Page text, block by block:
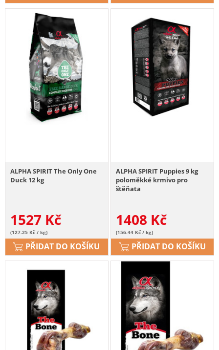
ALPHA SPIRIT The Only One
Duck 12 kg
1527 Kč
(127.25 Kč / kg)
PŘIDAT DO KOŠÍKU
ALPHA SPIRIT Puppies 9 kg
poloměkké krmivo pro
štěňata
1408 Kč
(156.44 Kč / kg)
PŘIDAT DO KOŠÍKU